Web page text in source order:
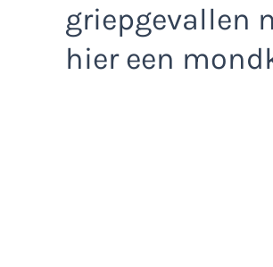
griepgevallen
hier een